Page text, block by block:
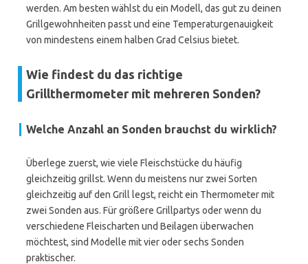
werden. Am besten wählst du ein Modell, das gut zu deinen
Grillgewohnheiten passt und eine Temperaturgenauigkeit
von mindestens einem halben Grad Celsius bietet.
Wie findest du das richtige
Grillthermometer mit mehreren Sonden?
Welche Anzahl an Sonden brauchst du wirklich?
Überlege zuerst, wie viele Fleischstücke du häufig
gleichzeitig grillst. Wenn du meistens nur zwei Sorten
gleichzeitig auf den Grill legst, reicht ein Thermometer mit
zwei Sonden aus. Für größere Grillpartys oder wenn du
verschiedene Fleischarten und Beilagen überwachen
möchtest, sind Modelle mit vier oder sechs Sonden
praktischer.